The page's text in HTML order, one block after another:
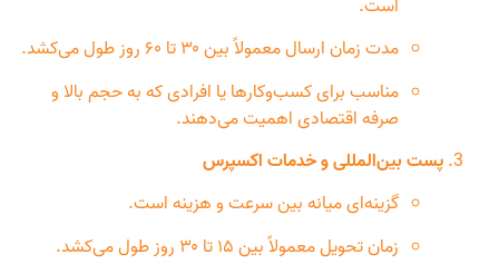
است.
مدت زمان ارسال معمولاً بین ۳۰ تا ۶۰ روز طول می‌کشد.
مناسب برای کسب‌وکارها یا افرادی که به حجم بالا و
صرفه اقتصادی اهمیت می‌دهند.
پست بین‌المللی و خدمات اکسپرس
گزینه‌ای میانه بین سرعت و هزینه است.
زمان تحویل معمولاً بین ۱۵ تا ۳۰ روز طول می‌کشد.